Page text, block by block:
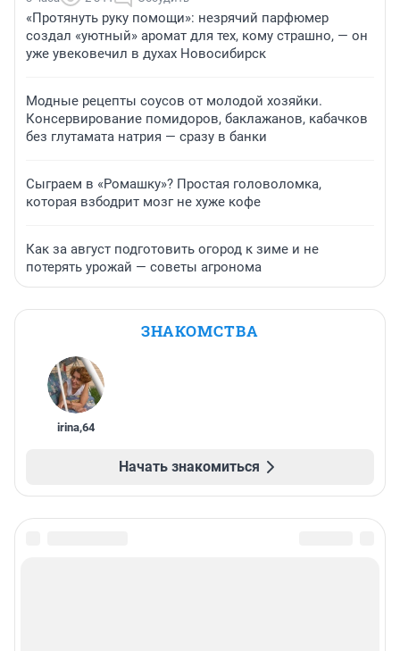
«Протянуть руку помощи»: незрячий парфюмер
создал «уютный» аромат для тех, кому страшно, — он
уже увековечил в духах Новосибирск
Модные рецепты соусов от молодой хозяйки.
Консервирование помидоров, баклажанов, кабачков
без глутамата натрия — сразу в банки
Сыграем в «Ромашку»? Простая головоломка,
которая взбодрит мозг не хуже кофе
Как за август подготовить огород к зиме и не
потерять урожай — советы агронома
ЗНАКОМСТВА
irina,64
Начать знакомиться